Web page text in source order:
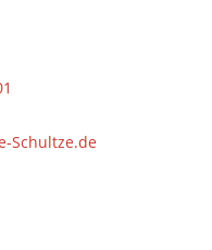
Schultze.de